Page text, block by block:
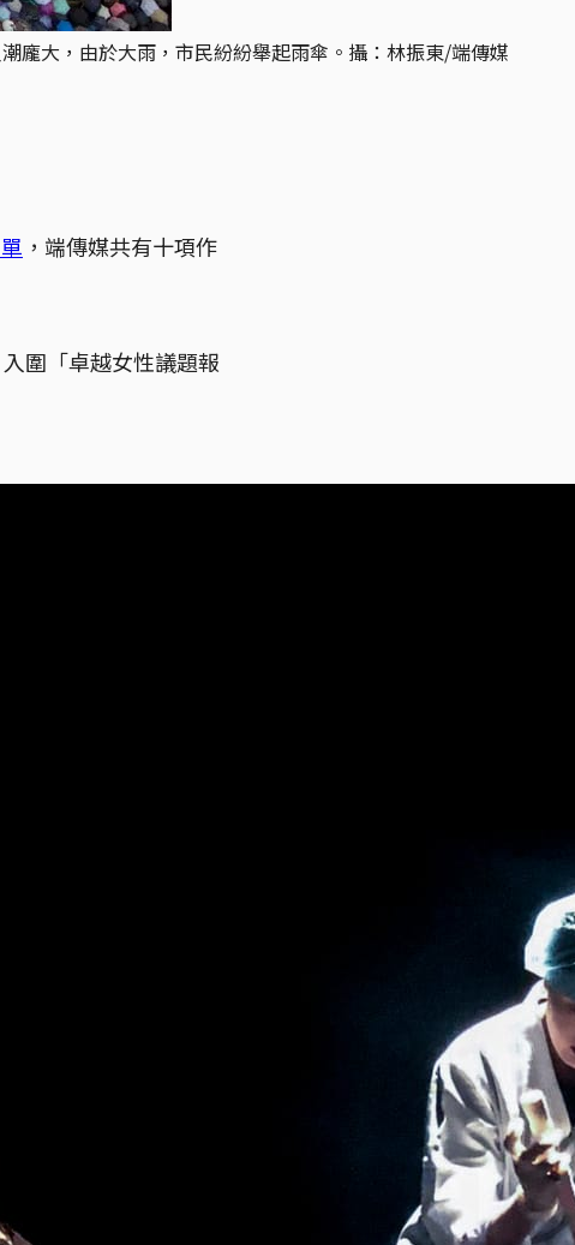
龐大，由於大雨，市民紛紛舉起雨傘。攝：林振東/端傳媒
，端傳媒共有十項作
圍「卓越女性議題報